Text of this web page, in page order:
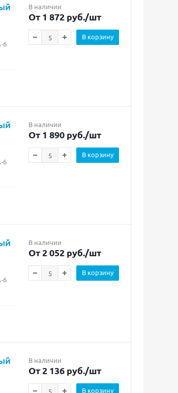
6
В наличии
От 1 872 руб./шт
В корзину
6
В наличии
От 1 890 руб./шт
В корзину
6
В наличии
От 2 052 руб./шт
В корзину
В наличии
От 2 136 руб./шт
В корзину